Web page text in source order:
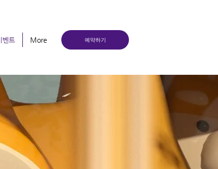
벤트 More 예약하기